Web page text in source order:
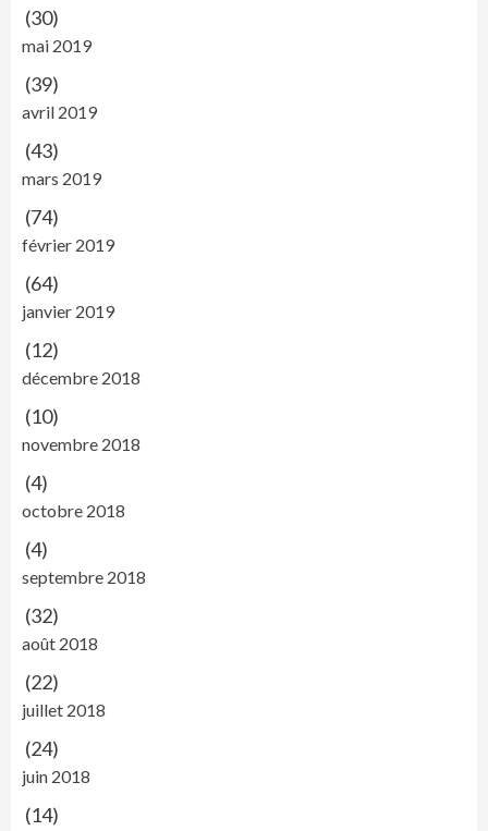
(30)
mai 2019
(39)
avril 2019
(43)
mars 2019
(74)
février 2019
(64)
janvier 2019
(12)
décembre 2018
(10)
novembre 2018
(4)
octobre 2018
(4)
septembre 2018
(32)
août 2018
(22)
juillet 2018
(24)
juin 2018
(14)